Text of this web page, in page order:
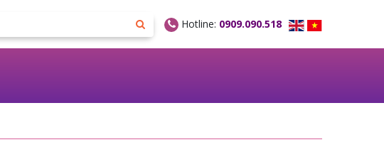
Hotline: 0909.090.518